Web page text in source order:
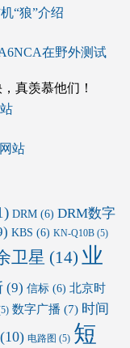
“狼”介绍
在野外测试
真羡慕他们！
站
DRM(6) DRM数字
KBS (6) KN-Q10B(5)
卫星 (14) 业
(9) 信标(6) 北京时
数字广播 (7) 时间
(10) 电路图 (5) 短